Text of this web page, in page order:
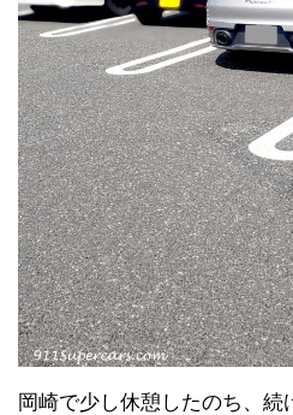
岡崎で少し休憩したのち、続